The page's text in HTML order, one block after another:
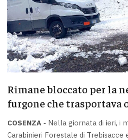
Rimane bloccato per la
furgone che trasportava
COSENZA - Nella giornata di ieri, i
Carabinieri Forestale di Trebisacce